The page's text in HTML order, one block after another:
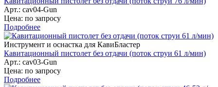
Арт.: cav04-Gun
Цена: по запросу
Подробнее
Инструмент и оснастка для КавиБластер
Кавитационный пистолет без отдачи (поток струи 61 л/мин)
Арт.: cav03-Gun
Цена: по запросу
Подробнее